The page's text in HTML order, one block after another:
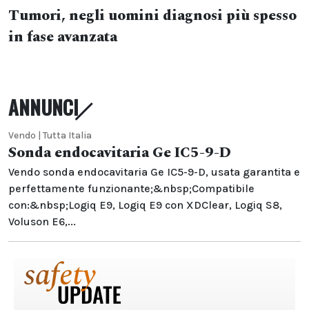
Tumori, negli uomini diagnosi più spesso
in fase avanzata
ANNUNCI
Vendo | Tutta Italia
Sonda endocavitaria Ge IC5-9-D
Vendo sonda endocavitaria Ge IC5-9-D, usata garantita e
perfettamente funzionante;&nbsp;Compatibile
con:&nbsp;Logiq E9, Logiq E9 con XDClear, Logiq S8,
Voluson E6,...